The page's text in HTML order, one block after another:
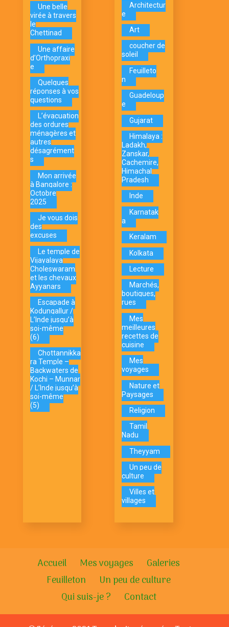
Une belle
virée à travers
le
Chettinad
Une affaire
d’Orthopraxi
e
Quelques
réponses à vos
questions
L’évacuation
des ordures
ménagères et
autres
désagrément
s
Mon arrivée
à Bangalore :
Octobre
2025
Je vous dois
des
excuses
Le temple de
Vijayalaya
Choleswaram
et les chevaux
Ayyanars
Escapade à
Kodungallur /
L’Inde jusqu’à
soi-même
(6)
Chottannikka
ra Temple –
Backwaters de
Kochi – Munnar
/ L’Inde jusqu’à
soi-même
(5)
Architectur
e
Art
coucher de
soleil
Feuilleto
n
Guadeloup
e
Gujarat
Himalaya :
Ladakh,
Zanskar,
Cachemire,
Himachal
Pradesh
Inde
Karnatak
a
Keralam
Kolkata
Lecture
Marchés,
boutiques,
rues
Mes
meilleures
recettes de
cuisine
Mes
voyages
Nature et
Paysages
Religion
Tamil
Nadu
Theyyam
Un peu de
culture
Villes et
villages
Accueil Mes voyages
Galeries
Feuilleton
Un peu de culture
Qui suis-je ?
Contact